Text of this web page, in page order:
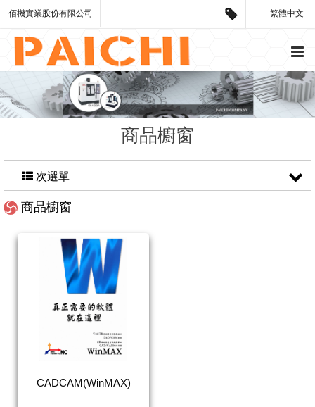
繁體中文
佰機實業股份有限公司
商品櫥窗
次選單
商品櫥窗
CADCAM(WinMAX)